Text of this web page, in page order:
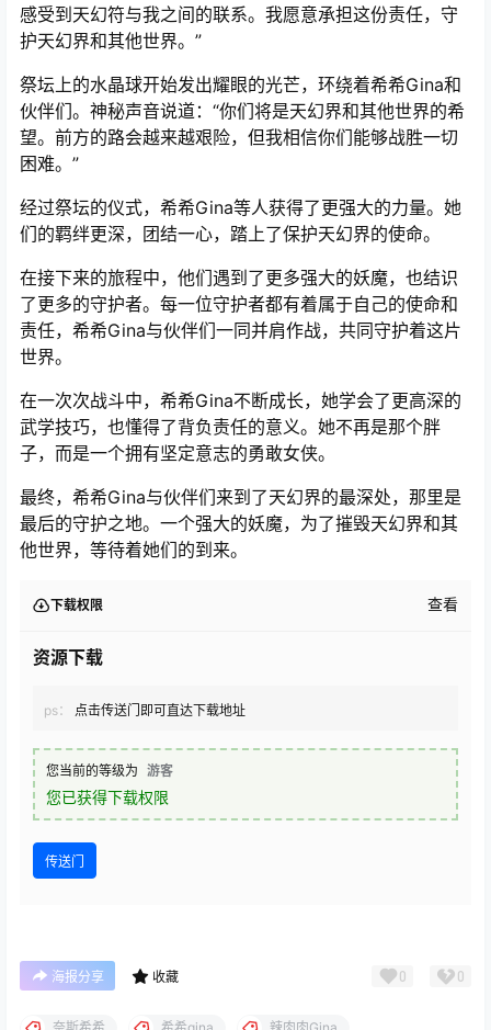
感受到天幻符与我之间的联系。我愿意承担这份责任，守
护天幻界和其他世界。”
祭坛上的水晶球开始发出耀眼的光芒，环绕着希希Gina和
伙伴们。神秘声音说道：“你们将是天幻界和其他世界的希
望。前方的路会越来越艰险，但我相信你们能够战胜一切
困难。”
经过祭坛的仪式，希希Gina等人获得了更强大的力量。她
们的羁绊更深，团结一心，踏上了保护天幻界的使命。
在接下来的旅程中，他们遇到了更多强大的妖魔，也结识
了更多的守护者。每一位守护者都有着属于自己的使命和
责任，希希Gina与伙伴们一同并肩作战，共同守护着这片
世界。
在一次次战斗中，希希Gina不断成长，她学会了更高深的
武学技巧，也懂得了背负责任的意义。她不再是那个胖
子，而是一个拥有坚定意志的勇敢女侠。
最终，希希Gina与伙伴们来到了天幻界的最深处，那里是
最后的守护之地。一个强大的妖魔，为了摧毁天幻界和其
他世界，等待着她们的到来。
下载权限 查看
资源下载
ps： 点击传送门即可直达下载地址
您当前的等级为 游客
您已获得下载权限
传送门
海报分享 收藏 0 0